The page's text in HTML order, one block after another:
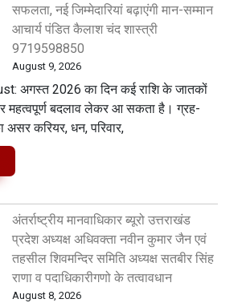
सफलता, नई जिम्मेदारियां बढ़ाएंगी मान-सम्मान
आचार्य पंडित कैलाश चंद शास्त्री
9719598850
August 9, 2026
अगस्त 2026 का दिन कई राशि के जातकों
महत्वपूर्ण बदलाव लेकर आ सकता है। ग्रह-
असर करियर, धन, परिवार,
अंतर्राष्ट्रीय मानवाधिकार ब्यूरो उत्तराखंड
प्रदेश अध्यक्ष अधिवक्ता नवीन कुमार जैन एवं
तहसील शिवमन्दिर समिति अध्यक्ष सतबीर सिंह
राणा व पदाधिकारीगणो के तत्वावधान
August 8, 2026